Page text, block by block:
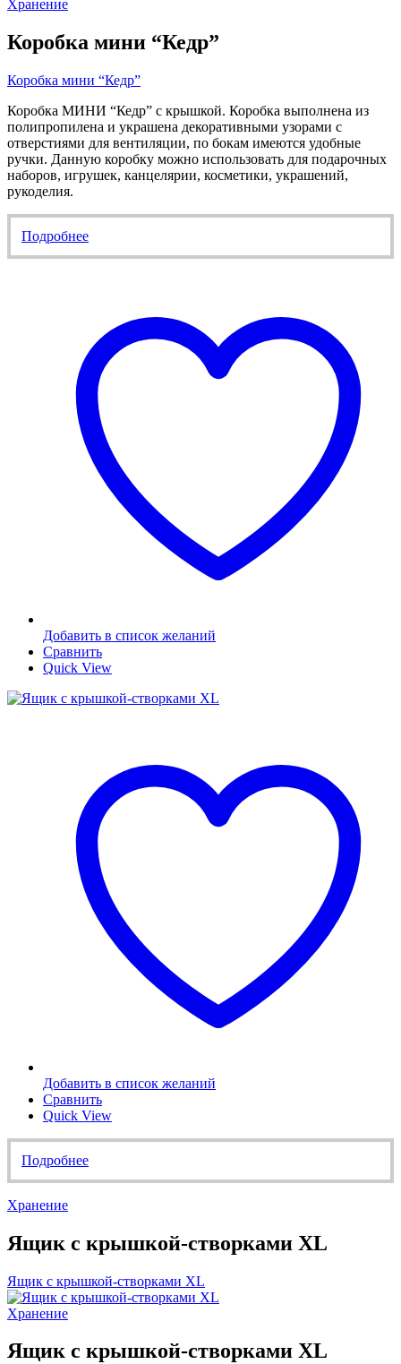
Хранение
Коробка мини “Кедр”
Коробка мини “Кедр”
Коробка МИНИ “Кедр” с крышкой. Коробка выполнена из
полипропилена и украшена декоративными узорами с
отверстиями для вентиляции, по бокам имеются удобные
ручки. Данную коробку можно использовать для подарочных
наборов, игрушек, канцелярии, косметики, украшений,
рукоделия.
Подробнее
Добавить в список желаний
Сравнить
Quick View
Добавить в список желаний
Сравнить
Quick View
Подробнее
Хранение
Ящик с крышкой-створками XL
Ящик с крышкой-створками XL
Хранение
Ящик с крышкой-створками XL